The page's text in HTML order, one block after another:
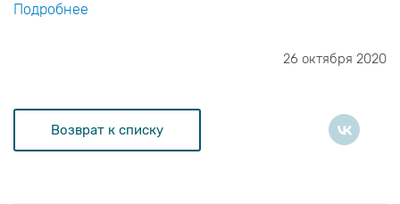
Подробнее
26 октября 2020
Возврат к списку